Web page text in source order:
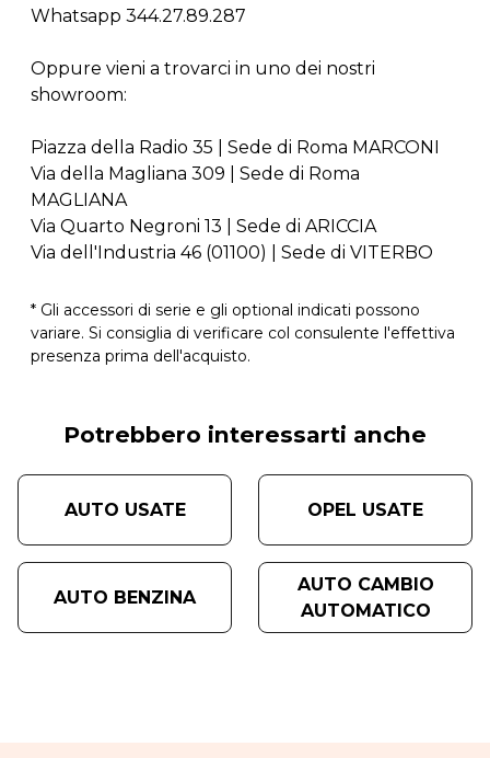
Whatsapp 344.27.89.287
Oppure vieni a trovarci in uno dei nostri
showroom:
Piazza della Radio 35 | Sede di Roma MARCONI
Via della Magliana 309 | Sede di Roma
MAGLIANA
Via Quarto Negroni 13 | Sede di ARICCIA
Via dell'Industria 46 (01100) | Sede di VITERBO
* Gli accessori di serie e gli optional indicati possono
variare. Si consiglia di verificare col consulente l'effettiva
presenza prima dell'acquisto.
Potrebbero interessarti anche
AUTO USATE OPEL USATE
AUTO BENZINA
AUTO CAMBIO
AUTOMATICO